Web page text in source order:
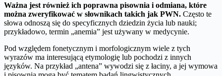
Ważna jest również ich poprawna pisownia i odmiana, które
można zweryfikować w słownikach takich jak PWN. Często te
słowa odnoszą się do specyficznych dziedzin życia lub nauki;
przykładowo, termin „anemia” jest używany w medycynie.
Pod względem fonetycznym i morfologicznym wiele z tych
wyrazów ma interesującą etymologię lub pochodzi z innych
języków. Na przykład „antena” wywodzi się z łaciny, a jej wymowa